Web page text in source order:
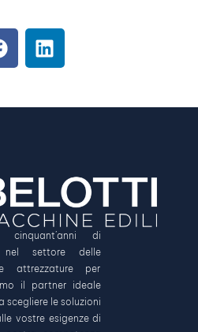
di
nel settore delle
attrezzature per
il partner ideale
scegliere le soluzioni
vostre esigenze di